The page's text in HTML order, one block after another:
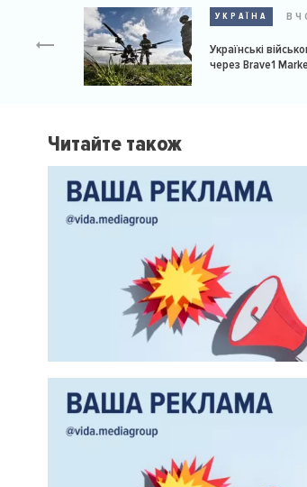
УКРАЇНА
Українські
через Brave1
Читайте також